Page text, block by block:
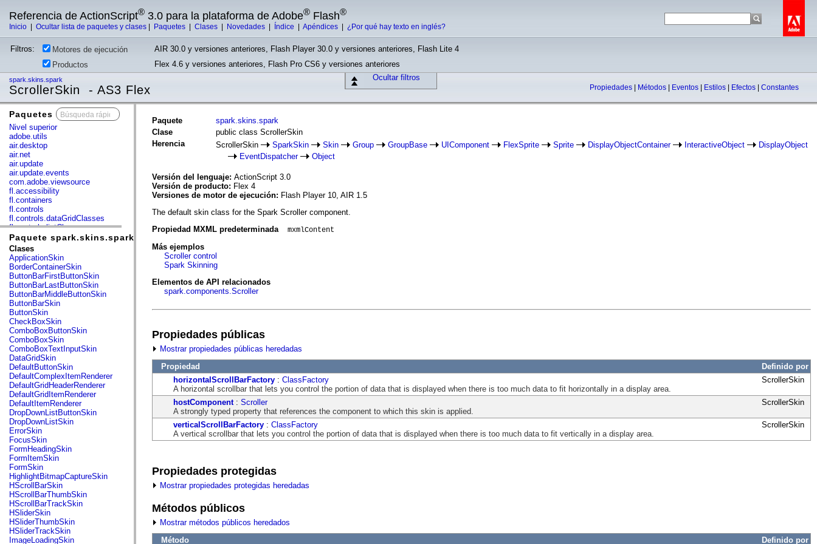
Referencia de ActionScript® 3.0 para la plataforma de Adobe® Flash®
Inicio Ocultar lista de paquetes y clases Paquetes Clases Novedades Índice Apéndices ¿Por qué hay texto en inglés?
Filtros: Motores de ejecución
AIR 30.0 y versiones anteriores, Flash Player 30.0 y versiones anteriores, Flash Lite 4
Productos
Flex 4.6 y versiones anteriores, Flash Pro CS6 y versiones anteriores
Ocultar filtros
spark.skins.spark
ScrollerSkin - AS3 Flex Propiedades Métodos Eventos Estilos Efectos Constantes
Paquetes
Nivel superior
adobe.utils
air.desktop
air.net
air.update
air.update.events
com.adobe.viewsource
fl.accessibility
fl.containers
fl.controls
fl.controls.dataGridClasses
fl.controls.listClasses
fl.controls.progressBarClasses
fl.core
fl.data
fl.display
fl.events
fl.ik
fl.lang
fl.livepreview
fl.managers
fl.motion
fl.motion.easing
fl.rsl
fl.text
fl.transitions
fl.transitions.easing
fl.video
flash.accessibility
flash.concurrent
flash.crypto
flash.data
flash.desktop
flash.display
flash.display3D
flash.display3D.textures
flash.errors
flash.events
flash.external
flash.filesystem
flash.filters
flash.geom
flash.globalization
flash.html
flash.media
flash.net
Paquete spark.skins.spark
Clases
ApplicationSkin
BorderContainerSkin
ButtonBarFirstButtonSkin
ButtonBarLastButtonSkin
ButtonBarMiddleButtonSkin
ButtonBarSkin
ButtonSkin
CheckBoxSkin
ComboBoxButtonSkin
ComboBoxSkin
ComboBoxTextInputSkin
DataGridSkin
DefaultButtonSkin
DefaultComplexItemRenderer
DefaultGridHeaderRenderer
DefaultGridItemRenderer
DefaultItemRenderer
DropDownListButtonSkin
DropDownListSkin
ErrorSkin
FocusSkin
FormHeadingSkin
FormItemSkin
FormSkin
HighlightBitmapCaptureSkin
HScrollBarSkin
HScrollBarThumbSkin
HScrollBarTrackSkin
HSliderSkin
HSliderThumbSkin
HSliderTrackSkin
ImageLoadingSkin
Paquete
spark.skins.spark
Clase
public class ScrollerSkin
Herencia
ScrollerSkin SparkSkin Skin Group GroupBase UIComponent FlexSprite Sprite DisplayObjectContainer InteractiveObject
DisplayObject
EventDispatcher
Object
Versión del lenguaje: ActionScript 3.0
Versión de producto: Flex 4
Versiones de motor de ejecución: Flash Player 10, AIR 1.5
The default skin class for the Spark Scroller component.
Propiedad MXML predeterminada
mxmlContent
Más ejemplos
Scroller control
Spark Skinning
Elementos de API relacionados
spark.components.Scroller
Propiedades públicas
Mostrar propiedades públicas heredadas
Propiedad
Definido por
horizontalScrollBarFactory : ClassFactory
A horizontal scrollbar that lets you control the portion of data that is displayed when there is too much data to fit horizontally in a display area.
ScrollerSkin
hostComponent : Scroller
A strongly typed property that references the component to which this skin is applied.
ScrollerSkin
verticalScrollBarFactory : ClassFactory
A vertical scrollbar that lets you control the portion of data that is displayed when there is too much data to fit vertically in a display area.
ScrollerSkin
Propiedades protegidas
Mostrar propiedades protegidas heredadas
Métodos públicos
Mostrar métodos públicos heredados
Método
Definido por